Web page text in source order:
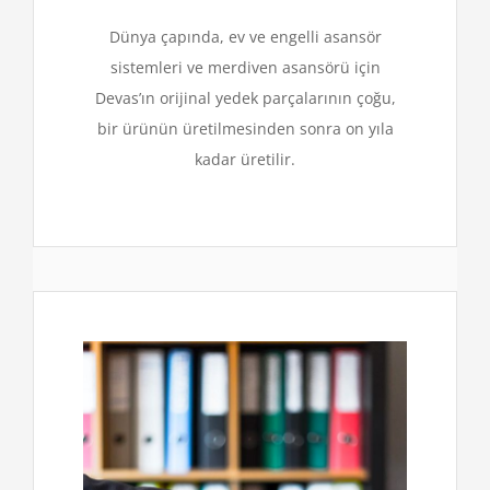
Dünya çapında, ev ve engelli asansör
sistemleri ve merdiven asansörü için
Devas’ın orijinal yedek parçalarının çoğu,
bir ürünün üretilmesinden sonra on yıla
kadar üretilir.